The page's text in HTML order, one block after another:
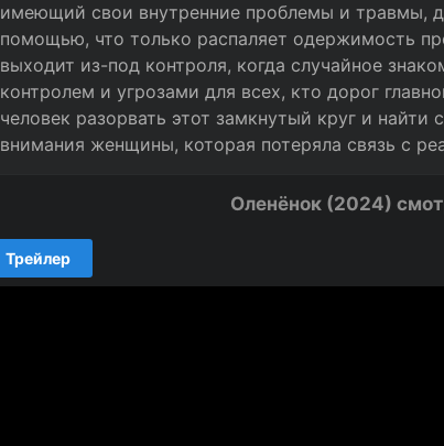
имеющий свои внутренние проблемы и травмы,
помощью, что только распаляет одержимость
выходит из-под контроля, когда случайное
контролем и угрозами для всех, кто дорог
человек разорвать этот замкнутый круг и найти
внимания женщины, которая потеряла связь с
Оленёнок (2024)
Трейлер